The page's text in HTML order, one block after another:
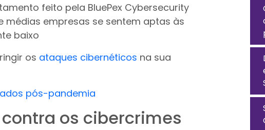
feito pela BluePex Cybersecurity
médias empresas se sentem aptas às
baixo
os ataques cibernéticos na sua
pós-pandemia
os cibercrimes